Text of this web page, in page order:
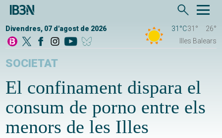
Divendres, 07 d'agost de 2026 31°C31°
26°
Illes Balears
SOCIETAT
El confinament dispara el
consum de porno entre els
menors de les Illes